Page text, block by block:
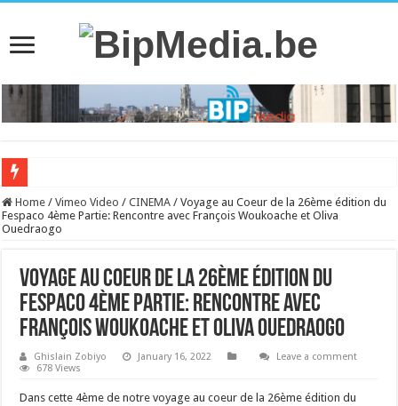
Home / Vimeo Video / CINEMA / Voyage au Coeur de la 26ème édition du
Fespaco 4ème Partie: Rencontre avec François Woukoache et Oliva
Ouedraogo
Voyage au Coeur de la 26ème édition du
Fespaco 4ème Partie: Rencontre avec
François Woukoache et Oliva Ouedraogo
Ghislain Zobiyo January 16, 2022
Leave a comment
678 Views
Dans cette 4ème de notre voyage au coeur de la 26ème édition du